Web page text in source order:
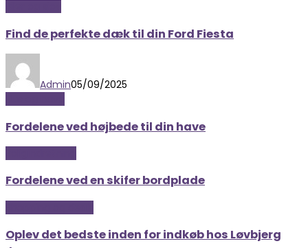
Find de perfekte dæk til din Ford Fiesta
Admin05/09/2025
Fordelene ved højbede til din have
Fordelene ved en skifer bordplade
Oplev det bedste inden for indkøb hos Løvbjerg